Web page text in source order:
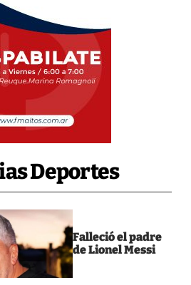
Deportes
Falleció el padre
de Lionel Messi